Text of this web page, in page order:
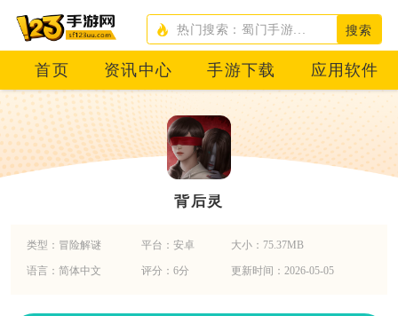
搜索
首页 资讯中心 手游下载 应用软件
背后灵
类型：冒险解谜 平台：安卓 大小：75.37MB
语言：简体中文 评分：6分 更新时间：2026-05-05